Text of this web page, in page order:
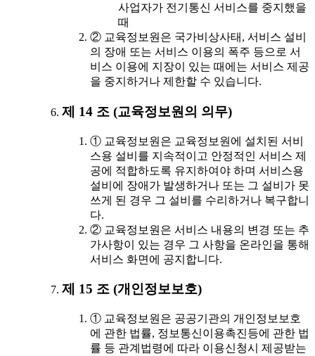
사업자가 전기통신 서비스를 중지했을
때
② 교육정보원은 국가비상사태, 서비스 설비
의 장애 또는 서비스 이용의 폭주 등으로 서
비스 이용에 지장이 있는 때에는 서비스 제공
을 중지하거나 제한할 수 있습니다.
제 14 조 (교육정보원의 의무)
① 교육정보원은 교육정보원에 설치된 서비
스용 설비를 지속적이고 안정적인 서비스 제
공에 적합하도록 유지하여야 하며 서비스용
설비에 장애가 발생하거나 또는 그 설비가 못
쓰게 된 경우 그 설비를 수리하거나 복구합니
다.
② 교육정보원은 서비스 내용의 변경 또는 추
가사항이 있는 경우 그 사항을 온라인을 통해
서비스 화면에 공지합니다.
제 15 조 (개인정보보호)
① 교육정보원은 공공기관의 개인정보보호
에 관한 법률, 정보통신이용촉진등에 관한 법
률 등 관계법령에 따라 이용신청시 제공받는